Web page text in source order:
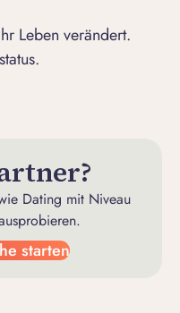
Leben verändert.
Dating mit Niveau
starten